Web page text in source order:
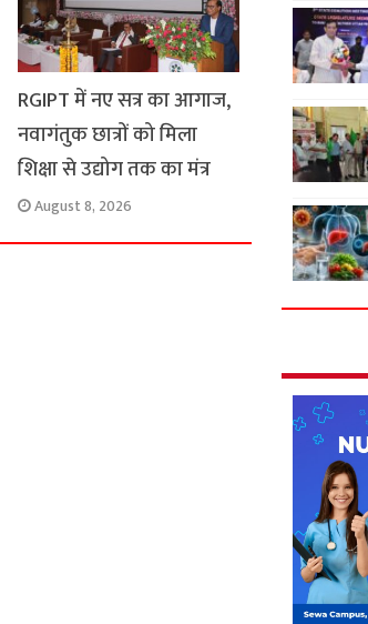
RGIPT में नए सत्र का आगाज,
नवागंतुक छात्रों को मिला
शिक्षा से उद्योग तक का मंत्र
August 8, 2026